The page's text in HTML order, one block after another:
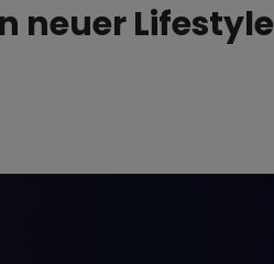
neuer Lifestyle